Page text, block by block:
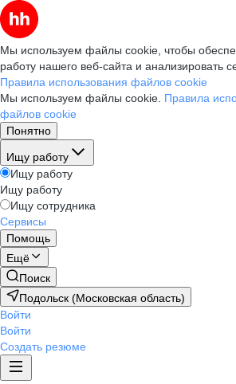
Мы используем файлы cookie, чтобы
работу нашего веб-сайта и анализировать
Правила использования файлов cookie
Мы используем файлы cookie. Правила
файлов cookie
Понятно
Ищу работу
Ищу работу
Ищу работу
Ищу сотрудника
Сервисы
Помощь
Ещё
Поиск
Подольск (Московская область)
Войти
Войти
Создать резюме